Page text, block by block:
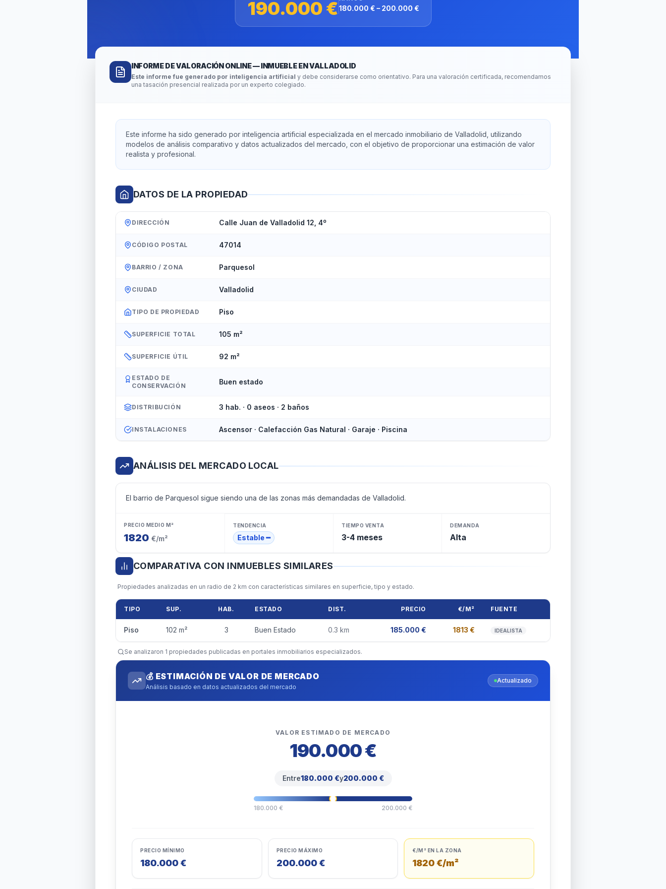
190.000 €180.000 € – 200.000 €
INFORME DE VALORACIÓN ONLINE — INMUEBLE EN VALLADOLID
Este informe fue generado por inteligencia artificial y debe considerarse como orientativo. Para una valoración certificada, recomendamos
una tasación presencial realizada por un experto colegiado.
Este informe ha sido generado por inteligencia artificial especializada en el mercado inmobiliario de Valladolid, utilizando
modelos de análisis comparativo y datos actualizados del mercado, con el objetivo de proporcionar una estimación de valor
realista y profesional.
DATOS DE LA PROPIEDAD
DIRECCIÓN Calle Juan de Valladolid 12, 4º
CÓDIGO POSTAL 47014
BARRIO / ZONA Parquesol
CIUDAD Valladolid
TIPO DE PROPIEDAD Piso
SUPERFICIE TOTAL 105 m²
SUPERFICIE ÚTIL 92 m²
ESTADO DE
CONSERVACIÓN
Buen estado
DISTRIBUCIÓN 3 hab. · 0 aseos · 2 baños
INSTALACIONES Ascensor · Calefacción Gas Natural · Garaje · Piscina
ANÁLISIS DEL MERCADO LOCAL
El barrio de Parquesol sigue siendo una de las zonas más demandadas de Valladolid.
PRECIO MEDIO M²
1820 €/m²
TENDENCIA
Estable ━
TIEMPO VENTA
3-4 meses
DEMANDA
Alta
COMPARATIVA CON INMUEBLES SIMILARES
Propiedades analizadas en un radio de 2 km con características similares en superficie, tipo y estado.
TIPO SUP. HAB. ESTADO DIST. PRECIO €/M² FUENTE
Piso 102 m² 3 Buen Estado 0.3 km 185.000 € 1813 € IDEALISTA
Se analizaron 1 propiedades publicadas en portales inmobiliarios especializados.
💰 ESTIMACIÓN DE VALOR DE MERCADO
Análisis basado en datos actualizados del mercado
Actualizado
VALOR ESTIMADO DE MERCADO
190.000 €
Entre180.000 €y200.000 €
180.000 € 200.000 €
PRECIO MÍNIMO
180.000 €
PRECIO MÁXIMO
200.000 €
€/M² EN LA ZONA
1820 €/m²